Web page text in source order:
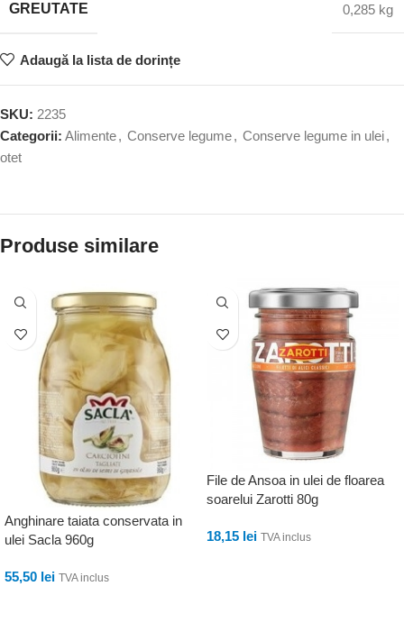
GREUTATE 0,285 kg
Adaugă la lista de dorințe
SKU: 2235
Categorii: Alimente, Conserve legume, Conserve legume in ulei,
otet
Produse similare
Anghinare taiata conservata in
ulei Sacla 960g
55,50 lei TVA inclus
File de Ansoa in ulei de floarea
soarelui Zarotti 80g
18,15 lei TVA inclus